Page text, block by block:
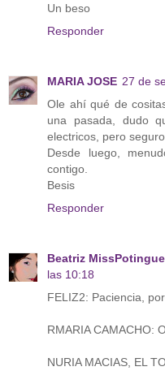
Un beso
Responder
MARIA JOSE 27 de
Ole ahí qué de
una pasada, dudo
electricos, pero
Desde luego,
contigo.
Besis
Responder
Beatriz
las 10:18
FELIZ2: Paciencia,
RMARIA CAMACHO:
NURIA MACIAS, EL